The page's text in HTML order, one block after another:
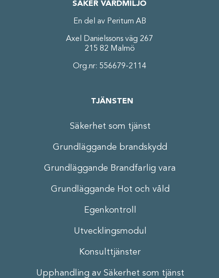
SÄKER VÅRDMILJÖ
En del av Peritum AB
Axel Danielssons väg 267
215 82 Malmö
Org.nr: 556679-2114
TJÄNSTEN
Säkerhet som tjänst
Grundläggande brandskydd
Grundläggande Brandfarlig vara
Grundläggande Hot och våld
Egenkontroll
Utvecklingsmodul
Konsulttjänster
Upphandling av Säkerhet som tjänst